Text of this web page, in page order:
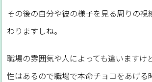
その後の自分や彼の様子を見る周りの視
わりますしね。
職場の雰囲気や人によっても違いますけ
性はあるので職場で本命チョコをあげる